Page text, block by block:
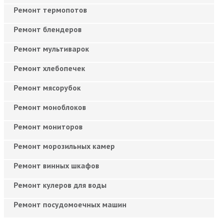
Ремонт термопотов
Ремонт блендеров
Ремонт мультиварок
Ремонт хлебопечек
Ремонт мясорубок
Ремонт моноблоков
Ремонт мониторов
Ремонт морозильных камер
Ремонт винных шкафов
Ремонт кулеров для воды
Ремонт посудомоечных машин